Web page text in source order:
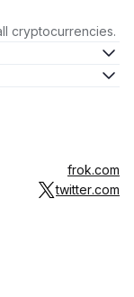
cryptocurrencies.
frok.com
twitter.com